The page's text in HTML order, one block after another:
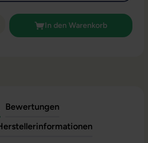
Gib den gewünschten
In den Warenkorb
Bewertungen